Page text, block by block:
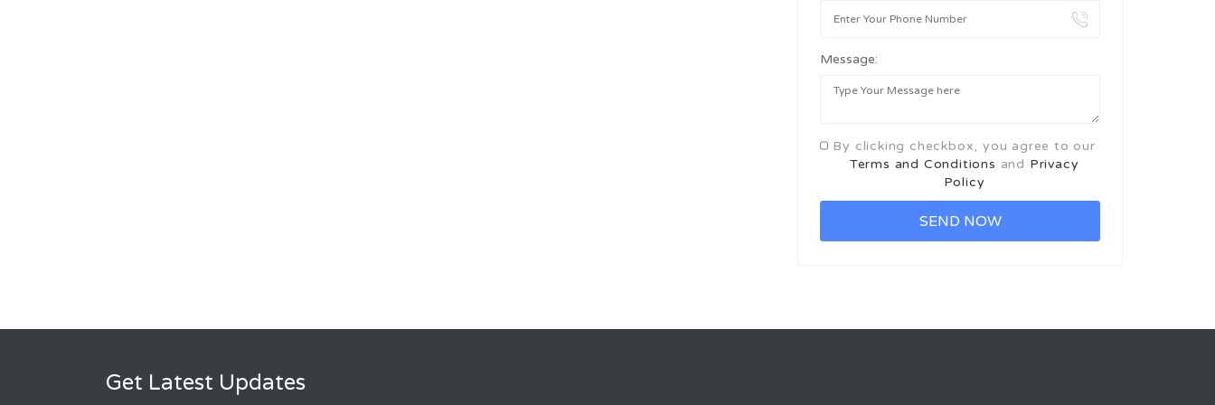
Message:
By clicking checkbox, you agree to our
Terms and Conditions and Privacy
Policy
Get Latest Updates